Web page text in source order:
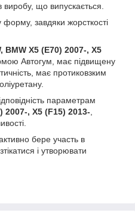
виробу, що випускається.
форму, завдяки жорсткості
BMW X5 (E70) 2007-, X5
Автогум, має підвищену
має протиковзким
параметрам
2007-, X5 (F15) 2013-
бере участь в
і утворювати